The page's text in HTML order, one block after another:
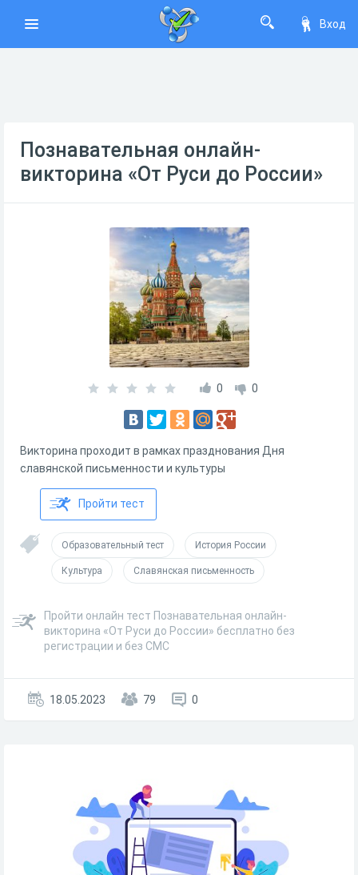
Вход
Познавательная онлайн-
викторина «От Руси до России»
0 0
Викторина проходит в рамках празднования Дня
славянской письменности и культуры
Пройти тест
Образовательный тест История России
Культура Славянская письменность
Пройти онлайн тест Познавательная онлайн-
викторина «От Руси до России» бесплатно без
регистрации и без СМС
18.05.2023 79 0